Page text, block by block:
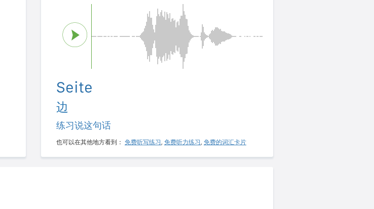
Seite
边
练习说这句话
也可以在其他地方看到： 免费听写练习, 免费听力练习, 免费的词汇卡片